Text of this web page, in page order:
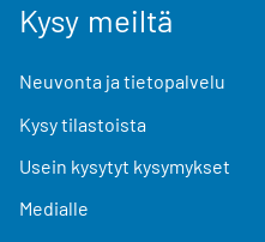
Kysy meiltä
Neuvonta ja tietopalvelu
Kysy tilastoista
Usein kysytyt kysymykset
Medialle